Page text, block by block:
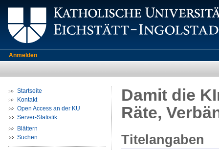
Anmelden
Startseite
Kontakt
Open Access an der KU
Server-Statistik
Blättern
Suchen
Damit die
Räte,
Titelangaben